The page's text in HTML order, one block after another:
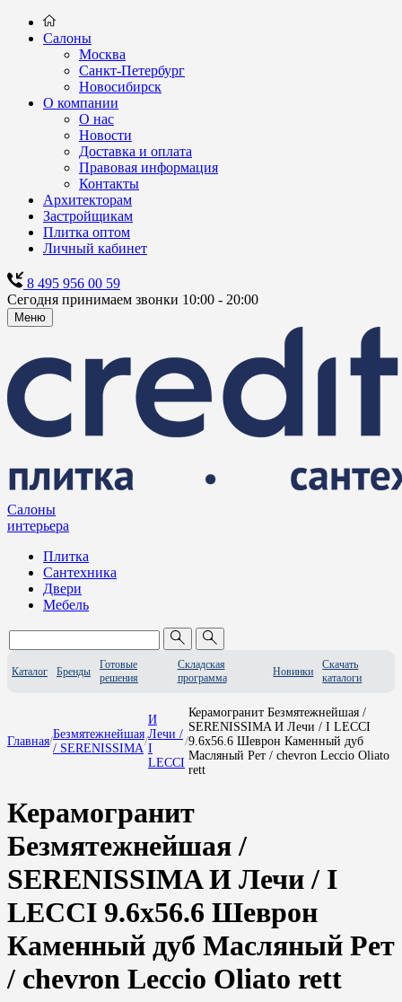
Салоны
Москва
Санкт-Петербург
Новосибирск
О компании
О нас
Новости
Доставка и оплата
Правовая информация
Контакты
Архитекторам
Застройщикам
Плитка оптом
Личный кабинет
8 495 956 00 59
Сегодня принимаем звонки 10:00 - 20:00
Меню
Салоны
интерьера
Плитка
Сантехника
Двери
Мебель
Каталог Бренды
Готовые
решения
Складская
программа
Новинки
Скачать
каталоги
Главная/
Безмятежнейшая
/ SERENISSIMA
/
И
Лечи /
I
LECCI
/
Керамогранит Безмятежнейшая /
SERENISSIMA И Лечи / I LECCI
9.6x56.6 Шеврон Каменный дуб
Масляный Рет / chevron Leccio Oliato
rett
Керамогранит
Безмятежнейшая /
SERENISSIMA И Лечи / I
LECCI 9.6x56.6 Шеврон
Каменный дуб Масляный Рет
/ chevron Leccio Oliato rett